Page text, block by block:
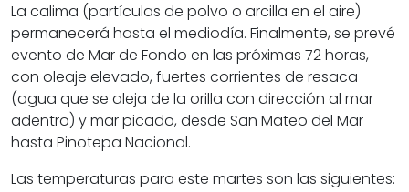
La calima (partículas de polvo o arcilla en el aire)
permanecerá hasta el mediodía. Finalmente, se prevé
evento de Mar de Fondo en las próximas 72 horas,
con oleaje elevado, fuertes corrientes de resaca
(agua que se aleja de la orilla con dirección al mar
adentro) y mar picado, desde San Mateo del Mar
hasta Pinotepa Nacional.
Las temperaturas para este martes son las siguientes: